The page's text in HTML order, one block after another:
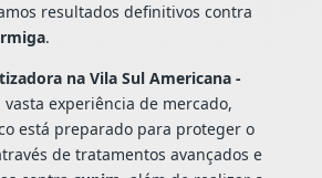
resultados definitivos contra
.
na Vila Sul Americana -
experiência de mercado,
está preparado para proteger o
de tratamentos avançados e